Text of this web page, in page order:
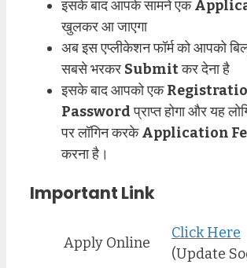
इसके बाद आपके सामने एक
खुलकर आ जाएगा
अब इस एप्लीकेशन फॉर्म को आपको
सबसे भरकर Submitकर देना है
इसके बाद आपको एक
Passwordप्राप्त होगा और यह
पर लॉगिन करकेApplication
करना है।
Important Link
Apply Online
Click Here
(Update